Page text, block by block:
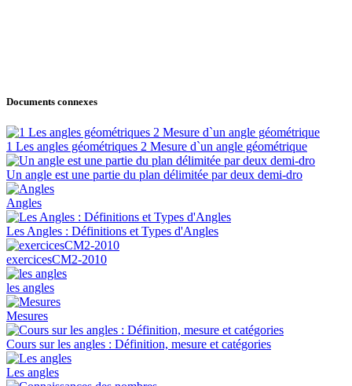
Documents connexes
1 Les angles géométriques 2 Mesure d`un angle géométrique
Un angle est une partie du plan délimitée par deux demi-dro
Angles
Les Angles : Définitions et Types d'Angles
exercicesCM2-2010
les angles
Mesures
Cours sur les angles : Définition, mesure et catégories
Les angles